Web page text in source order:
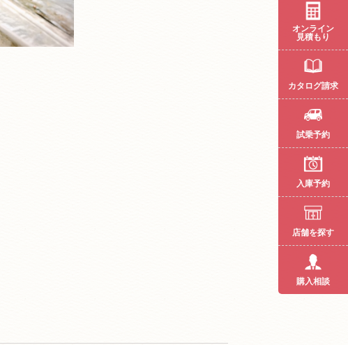
オンライン
見積もり
カタログ請求
試乗予約
入庫予約
店舗を探す
購入相談